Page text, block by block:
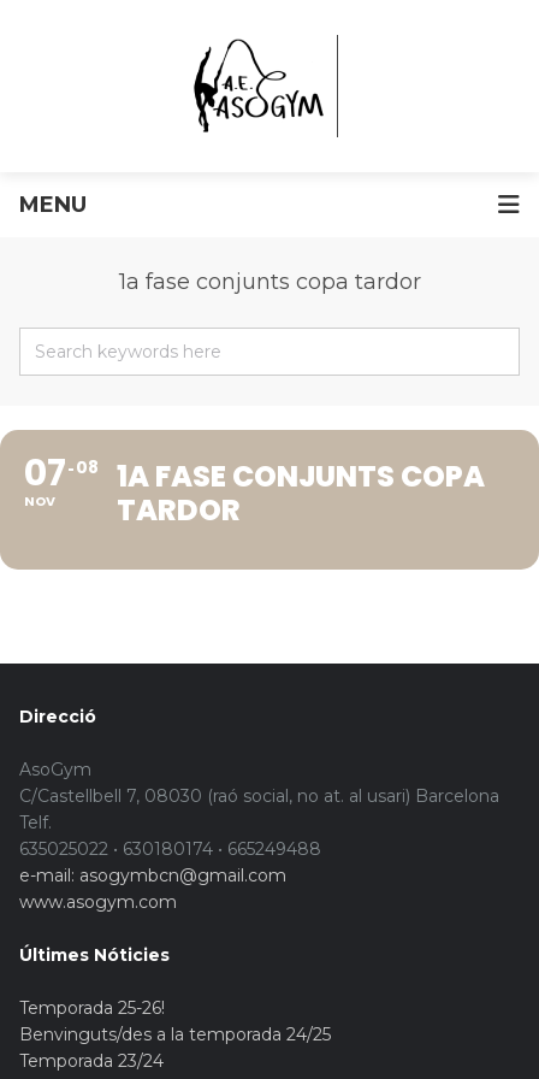
MENU
1a fase conjunts copa tardor
07
NOV
08
1A FASE CONJUNTS COPA
TARDOR
Direcció
AsoGym
C/Castellbell 7, 08030 (raó social, no at. al usari) Barcelona
Telf.
635025022 • 630180174 • 665249488
e-mail: asogymbcn@gmail.com
www.asogym.com
Últimes Nóticies
Temporada 25-26!
Benvinguts/des a la temporada 24/25
Temporada 23/24